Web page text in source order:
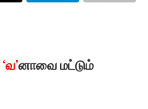
‘வ’னாவை மட்டும்